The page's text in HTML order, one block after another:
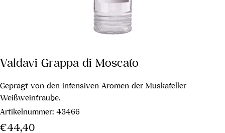
Valdavi Grappa di Moscato
Geprägt von den intensiven Aromen der Muskateller
Weißweintraube.
Artikelnummer: 43466
Regulärer
€44,40